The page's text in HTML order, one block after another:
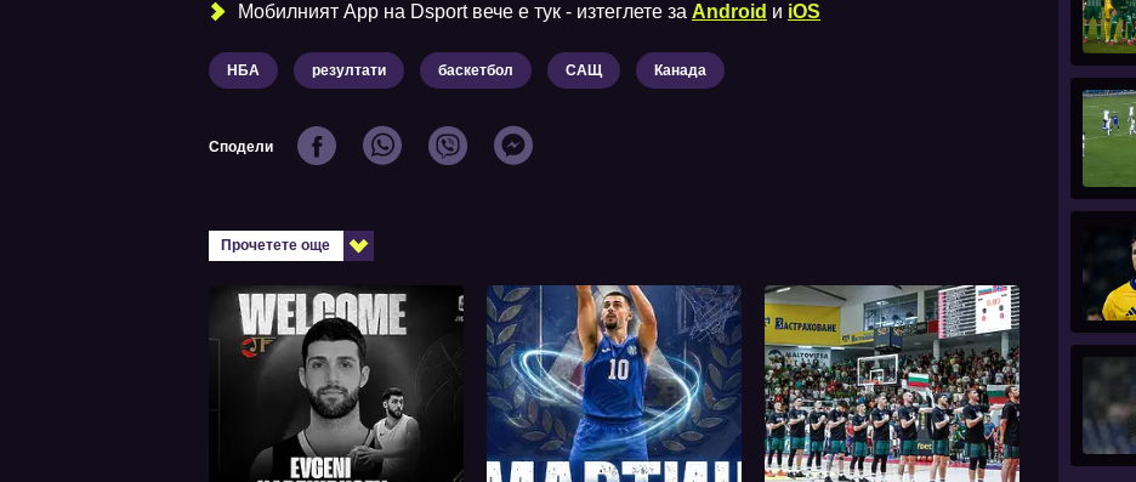
Мобилният Аpp на Dsport вече е тук - изтеглете за Android и iOS
НБА резултати баскетбол САЩ Канада
Сподели
Прочетете още